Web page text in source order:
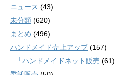
ニュース (43)
未分類 (620)
まとめ (496)
ハンドメイド売上アップ(157)
└ハンドメイドネット販売 (61)